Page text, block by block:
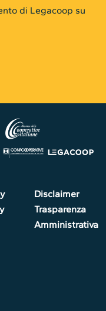
di Legacoop su
Disclaimer
Trasparenza
Amministrativa